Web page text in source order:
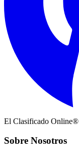
El Clasificado Online®
Sobre Nosotros